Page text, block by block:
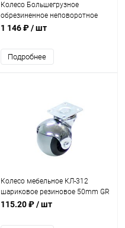
Колесо Большегрузное
обрезиненное неповоротное
150мм (6*2)
1 146 ₽/ шт
Подробнее
Колесо мебельное КЛ-312
шариковое резиновое 50mm GR
Серое
115.20 ₽/ шт